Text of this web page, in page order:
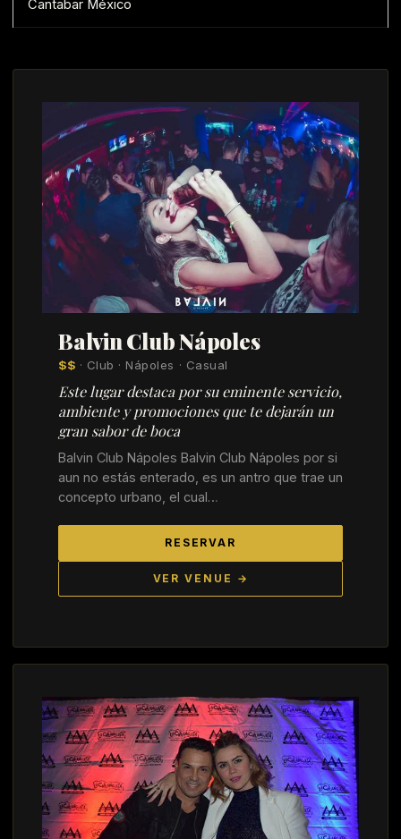
Cantabar México
Balvin Club Nápoles
$$ · Club · Nápoles · Casual
Este lugar destaca por su eminente servicio,
ambiente y promociones que te dejarán un
gran sabor de boca
Balvin Club Nápoles Balvin Club Nápoles por si
aun no estás enterado, es un antro que trae un
concepto urbano, el cual…
RESERVAR
VER VENUE →